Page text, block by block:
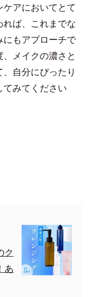
アにおいてとて
れば、これまでな
もアプローチで
メイクの濃さと
自分にぴったり
みてください
ク
あ